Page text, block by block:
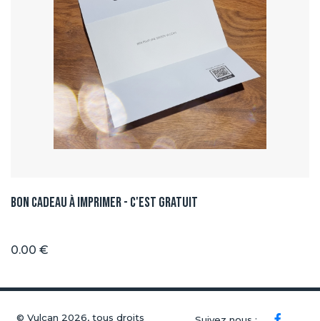
Bon Cadeau à imprimer - C'est GRATUIT
0.00 €
© Vulcan 2026, tous droits